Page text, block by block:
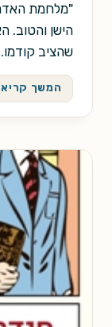
"מלחמת האדם
הישן והטוב.
שהציב קודמו.
המשך